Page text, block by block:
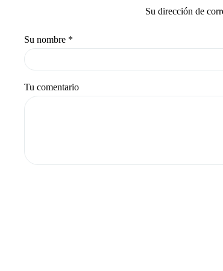
Su dirección de
Su nombre *
Tu comentario